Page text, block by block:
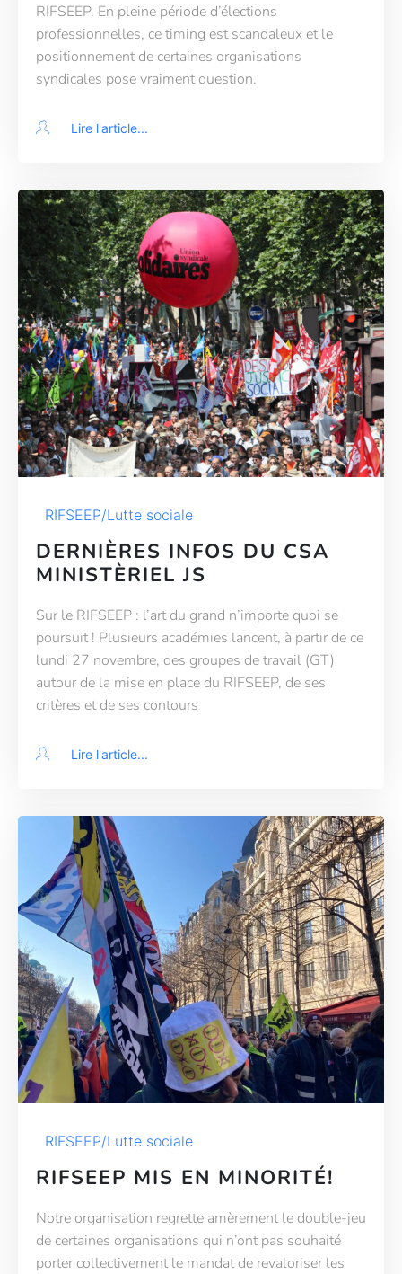
RIFSEEP. En pleine période d’élections
professionnelles, ce timing est scandaleux et le
positionnement de certaines organisations
syndicales pose vraiment question.
Lire l'article...
RIFSEEP/Lutte sociale
DERNIÈRES INFOS DU CSA
MINISTÈRIEL JS
Sur le RIFSEEP : l’art du grand n’importe quoi se
poursuit ! Plusieurs académies lancent, à partir de ce
lundi 27 novembre, des groupes de travail (GT)
autour de la mise en place du RIFSEEP, de ses
critères et de ses contours
Lire l'article...
RIFSEEP/Lutte sociale
RIFSEEP MIS EN MINORITÉ!
Notre organisation regrette amèrement le double-jeu
de certaines organisations qui n’ont pas souhaité
porter collectivement le mandat de revaloriser les